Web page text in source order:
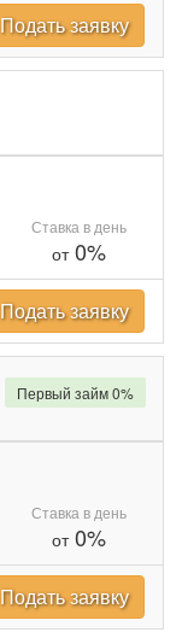
Подать заявку
Ставка в день
от0%
Подать заявку
Ставка в день
от0%
Первый займ 0%
Подать заявку